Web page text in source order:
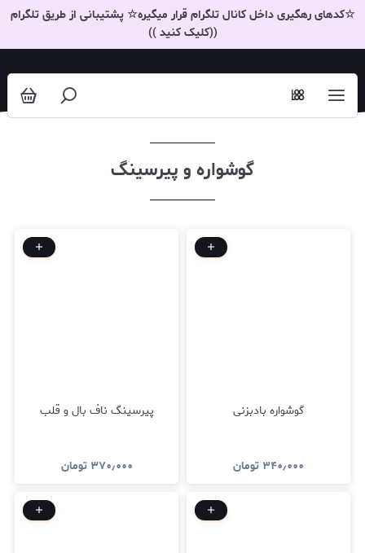
گوشواره و پیرسینگ
☆کدهای رهگیری داخل کانال تلگرام قرار میگیره☆ پشتیبانی از طریق تلگرام
((کلیک کنید ))
گوشواره و پیرسینگ
گوشواره بادبزنی
۳۴۰٫۰۰۰ تومان
پیرسینگ ناف بال و قلب
۳۷۰٫۰۰۰ تومان